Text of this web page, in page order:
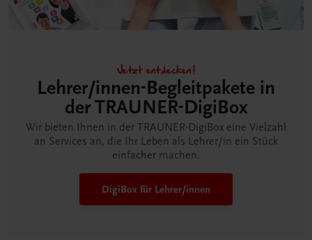
Jetzt entdecken!
Lehrer/innen-Begleitpakete in
der TRAUNER-DigiBox
Wir bieten Ihnen in der TRAUNER-DigiBox eine Vielzahl
an Services an, die Ihr Leben als Lehrer/in ein Stück
einfacher machen.
DigiBox für Lehrer/innen